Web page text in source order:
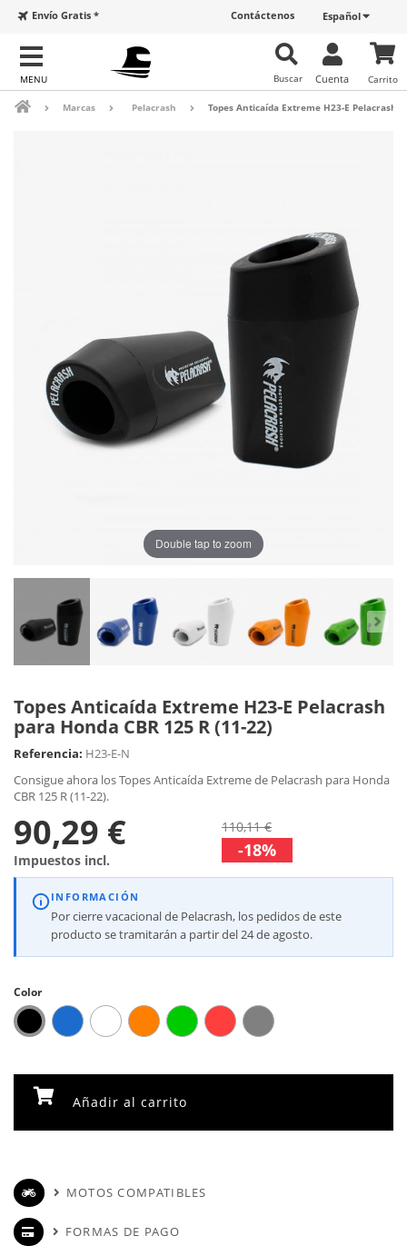
Español
Contáctenos
Envío Gratis *
Carrito
Cuenta
Buscar
Marcas Pelacrash Topes Anticaída Extreme H23-E Pelacrash
Double tap to zoom
Topes Anticaída Extreme H23-E Pelacrash
para Honda CBR 125 R (11-22)
Referencia: H23-E-N
Consigue ahora los Topes Anticaída Extreme de Pelacrash para Honda
CBR 125 R (11-22).
90,29 €
Impuestos incl.
110,11 €
-18%
INFORMACIÓN
Por cierre vacacional de Pelacrash, los pedidos de este
producto se tramitarán a partir del 24 de agosto.
Color
Añadir al carrito
MOTOS COMPATIBLES
FORMAS DE PAGO